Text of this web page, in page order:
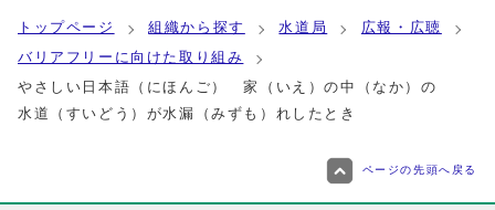
トップページ 組織から探す 水道局
広報・広聴
バリアフリーに向けた取り組み
やさしい日本語（にほんご） 家（いえ）の中（なか）の
水道（すいどう）が水漏（みずも）れしたとき
ページの先頭へ戻る